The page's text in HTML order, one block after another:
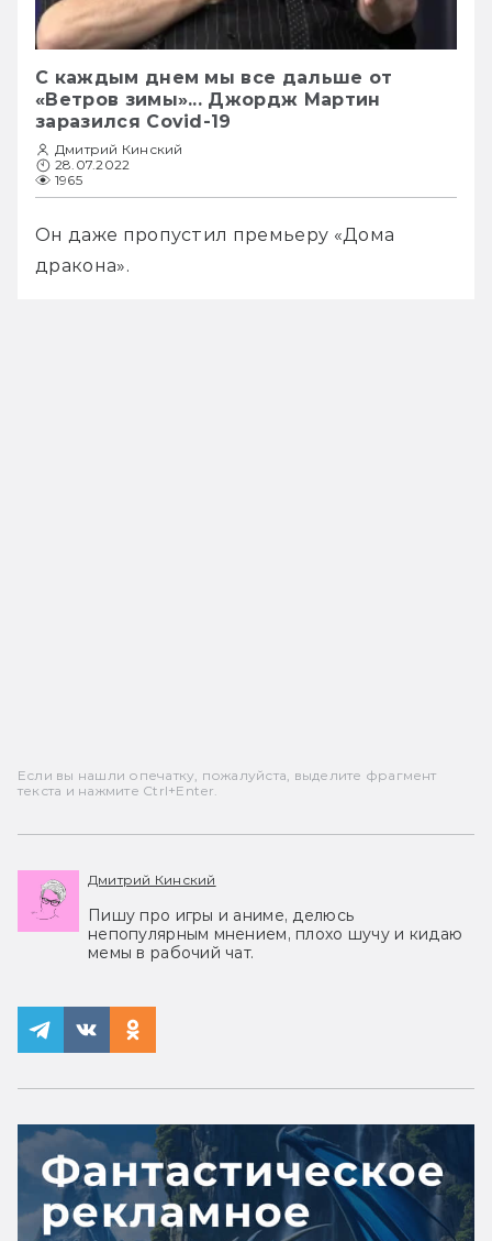
С каждым днем мы все дальше от
«Ветров зимы»... Джордж Мартин
заразился Covid-19
Дмитрий Кинский
28.07.2022
1965
Он даже пропустил премьеру «Дома
дракона».
Если вы нашли опечатку, пожалуйста, выделите фрагмент
текста и нажмите Ctrl+Enter.
Дмитрий Кинский
Пишу про игры и аниме, делюсь
непопулярным мнением, плохо шучу и кидаю
мемы в рабочий чат.